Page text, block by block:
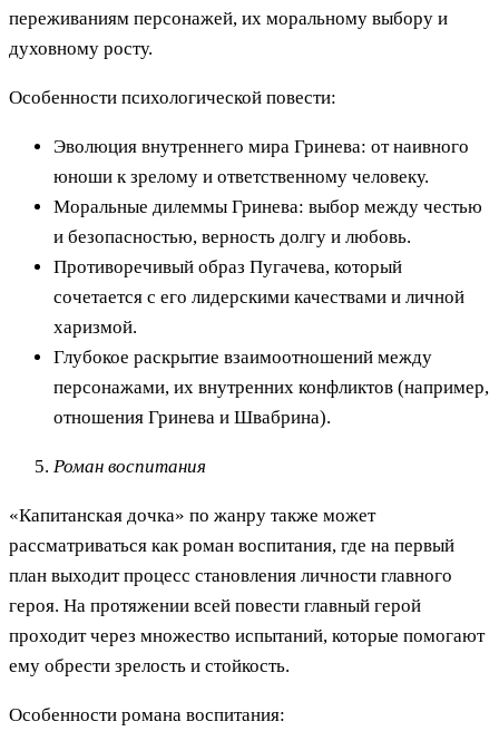
переживаниям персонажей, их моральному выбору и
духовному росту.
Особенности психологической повести:
Эволюция внутреннего мира Гринева: от наивного
юноши к зрелому и ответственному человеку.
Моральные дилеммы Гринева: выбор между честью
и безопасностью, верность долгу и любовь.
Противоречивый образ Пугачева, который
сочетается с его лидерскими качествами и личной
харизмой.
Глубокое раскрытие взаимоотношений между
персонажами, их внутренних конфликтов (например,
отношения Гринева и Швабрина).
Роман воспитания
«Капитанская дочка» по жанру также может
рассматриваться как роман воспитания, где на первый
план выходит процесс становления личности главного
героя. На протяжении всей повести главный герой
проходит через множество испытаний, которые помогают
ему обрести зрелость и стойкость.
Особенности романа воспитания: